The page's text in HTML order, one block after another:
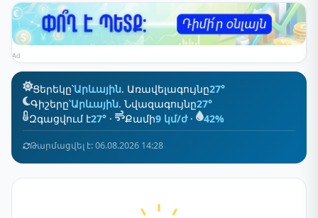
Ad
Ցերեկը՝Արևային. Առավելագույնը27°
Գիշերը՝Արևային. Նվազագույնը27°
Զգացվում է27° · Քամի9 կմ/ժ· 42%
Թարմացվել է: 06.08.2026 14:28